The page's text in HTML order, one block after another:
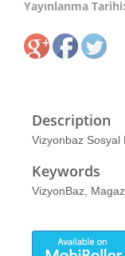
Yayınlanma Tarihi:
Description
Vizyonbaz Sosyal
Keywords
VizyonBaz,